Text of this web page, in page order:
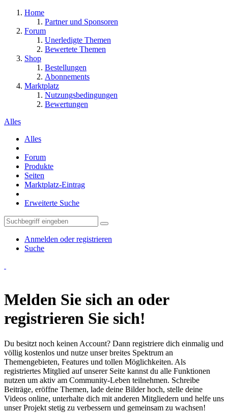
Home
Partner und Sponsoren
Forum
Unerledigte Themen
Bewertete Themen
Shop
Bestellungen
Abonnements
Marktplatz
Nutzungsbedingungen
Bewertungen
Alles
Alles
Forum
Produkte
Seiten
Marktplatz-Eintrag
Erweiterte Suche
Anmelden oder registrieren
Suche
Melden Sie sich an oder
registrieren Sie sich!
Du besitzt noch keinen Account? Dann registriere dich einmalig und
völlig kostenlos und nutze unser breites Spektrum an
Themengebieten, Features und tollen Möglichkeiten. Als
registriertes Mitglied auf unserer Seite kannst du alle Funktionen
nutzen um aktiv am Community-Leben teilnehmen. Schreibe
Beiträge, eröffne Themen, lade deine Bilder hoch, stelle deine
Videos online, unterhalte dich mit anderen Mitgliedern und helfe uns
unser Projekt stetig zu verbessern und gemeinsam zu wachsen!